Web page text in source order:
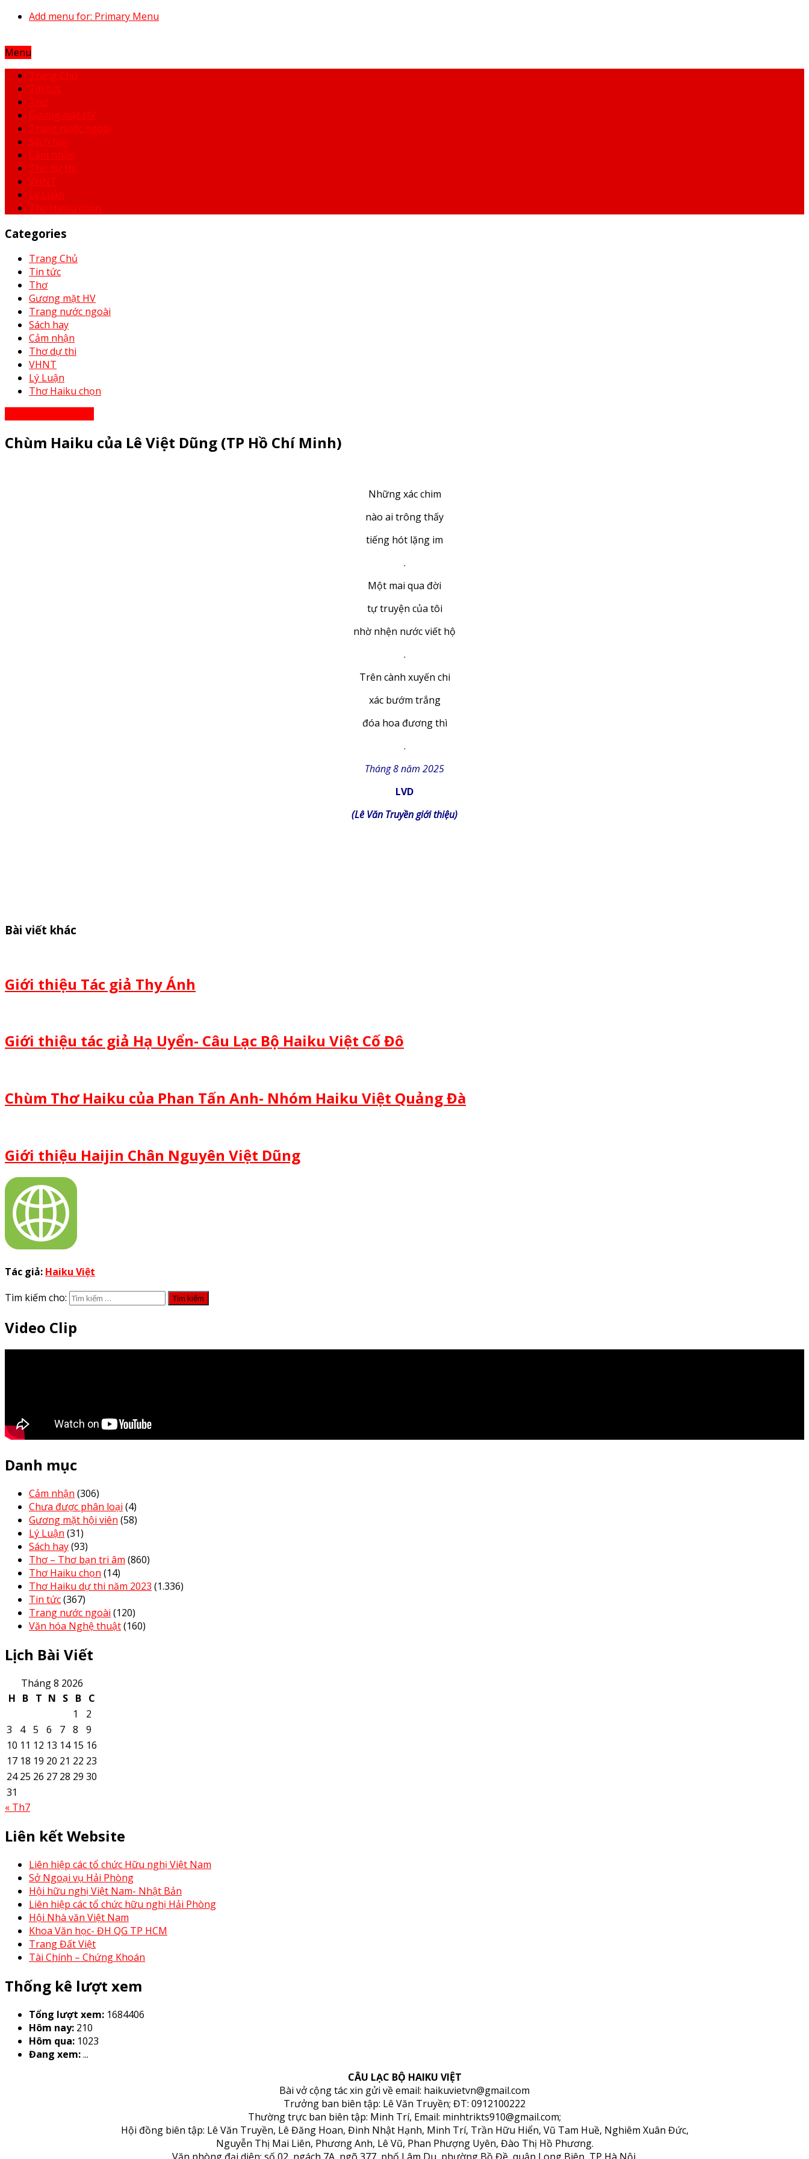
Add menu for: Primary Menu
Menu
Trang Chủ
Tin tức
Thơ
Gương mặt HV
Trang nước ngoài
Sách hay
Cảm nhận
Thơ dự thi
VHNT
Lý Luận
Thơ Haiku chọn
Categories
Trang Chủ
Tin tức
Thơ
Gương mặt HV
Trang nước ngoài
Sách hay
Cảm nhận
Thơ dự thi
VHNT
Lý Luận
Thơ Haiku chọn
Chùm Haiku của Lê Việt Dũng (TP Hồ Chí Minh)
Những xác chim
nào ai trông thấy
tiếng hót lặng im
.
Một mai qua đời
tự truyện của tôi
nhờ nhện nước viết hộ
.
Trên cành xuyến chi
xác bướm trắng
đóa hoa đương thì
.
Tháng 8 năm 2025
LVD
(Lê Văn Truyền giới thiệu)
Bài viết khác
Giới thiệu Tác giả Thy Ánh
Giới thiệu tác giả Hạ Uyển- Câu Lạc Bộ Haiku Việt Cố Đô
Chùm Thơ Haiku của Phan Tấn Anh- Nhóm Haiku Việt Quảng Đà
Giới thiệu Haijin Chân Nguyên Việt Dũng
Tác giả: Haiku Việt
Tìm kiếm cho:
Video Clip
Danh mục
Cảm nhận (306)
Chưa được phân loại (4)
Gương mặt hội viên (58)
Lý Luận (31)
Sách hay(93)
Thơ – Thơ bạn tri âm (860)
Thơ Haiku chọn (14)
Thơ Haiku dự thi năm 2023 (1.336)
Tin tức(367)
Trang nước ngoài (120)
Văn hóa Nghệ thuật(160)
Lịch Bài Viết
Tháng 8 2026
H B T N S B C
1
2
3
4 5 6 7 8
9
10 11 12 13 14 15 16
17 18 19 20 21 22 23
24 25 26 27 28 29 30
31
« Th7
Liên kết Website
Liên hiệp các tổ chức Hữu nghị Việt Nam
Sở Ngoại vụ Hải Phòng
Hội hữu nghị Việt Nam- Nhật Bản
Liên hiệp các tổ chức hữu nghị Hải Phòng
Hội Nhà văn Việt Nam
Khoa Văn học- ĐH QG TP HCM
Trang Đất Việt
Tài Chính – Chứng Khoán
Thống kê lượt xem
Tổng lượt xem: 1684406
Hôm nay: 210
Hôm qua: 1023
Đang xem:...
CÂU LẠC BỘ HAIKU VIỆT
Bài vở cộng tác xin gửi về email: haikuvietvn@gmail.com
Trưởng ban biên tập: Lê Văn Truyền; ĐT: 0912100222
Thường trực ban biên tập: Minh Trí, Email: minhtrikts910@gmail.com;
Hội đồng biên tập: Lê Văn Truyền, Lê Đăng Hoan, Đinh Nhật Hạnh, Minh Trí, Trần Hữu Hiển, Vũ Tam Huề, Nghiêm Xuân Đức,
Nguyễn Thị Mai Liên, Phương Anh, Lê Vũ, Phan Phượng Uyên, Đào Thị Hồ Phương.
Văn phòng đại diện: số 02, ngách 7A, ngõ 377, phố Lâm Du, phường Bồ Đề, quận Long Biên, TP Hà Nội.